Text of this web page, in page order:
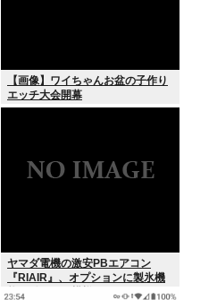
【画像】ワイちゃんお盆の子作り
エッチ大会開幕
ヤマダ電機の激安PBエアコン
『RIAIR』、オプションに製氷機
能も付いてた模様www